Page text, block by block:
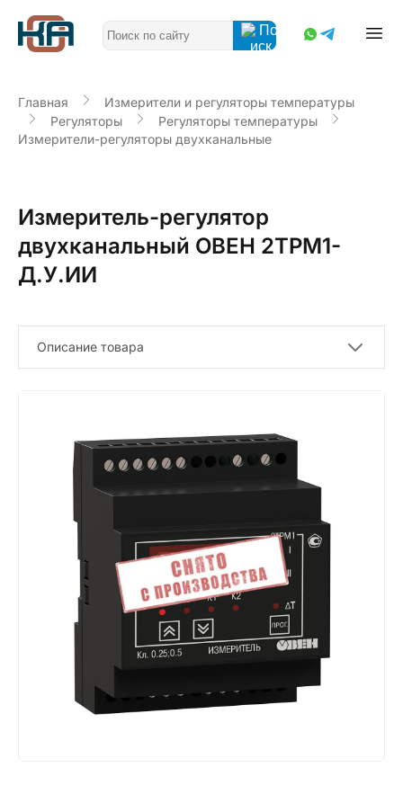
Главная
Измерители и регуляторы температуры
Регуляторы
Регуляторы температуры
Измерители-регуляторы двухканальные
Измеритель-регулятор
двухканальный ОВЕН 2ТРМ1-
Д.У.ИИ
Описание товара